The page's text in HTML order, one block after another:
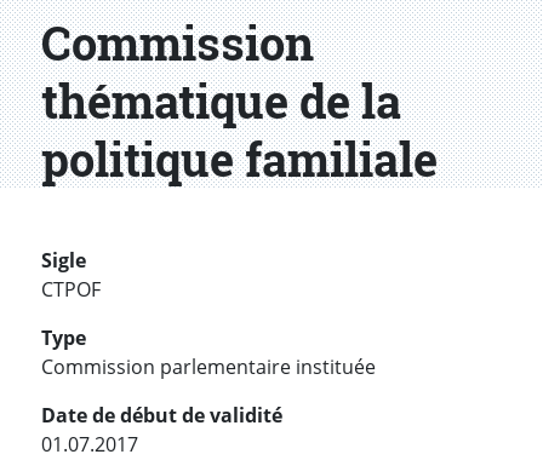
Commission
thématique de la
politique familiale
Sigle
CTPOF
Type
Commission parlementaire instituée
Date de début de validité
01.07.2017